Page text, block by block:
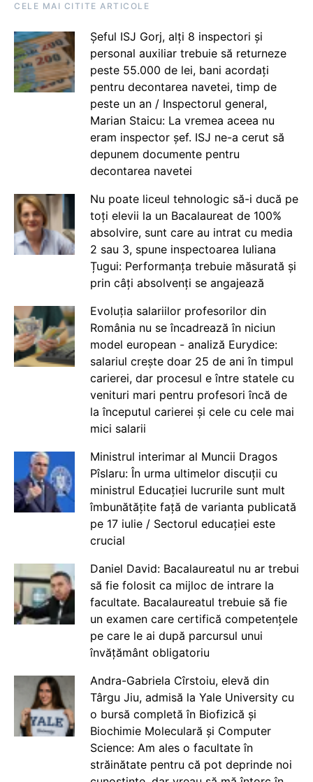
CELE MAI CITITE ARTICOLE
Șeful ISJ Gorj, alți 8 inspectori și
personal auxiliar trebuie să returneze
peste 55.000 de lei, bani acordați
pentru decontarea navetei, timp de
peste un an / Inspectorul general,
Marian Staicu: La vremea aceea nu
eram inspector șef. ISJ ne-a cerut să
depunem documente pentru
decontarea navetei
Nu poate liceul tehnologic să-i ducă pe
toți elevii la un Bacalaureat de 100%
absolvire, sunt care au intrat cu media
2 sau 3, spune inspectoarea Iuliana
Țugui: Performanța trebuie măsurată și
prin câți absolvenți se angajează
Evoluția salariilor profesorilor din
România nu se încadrează în niciun
model european - analiză Eurydice:
salariul crește doar 25 de ani în timpul
carierei, dar procesul e între statele cu
venituri mari pentru profesori încă de
la începutul carierei și cele cu cele mai
mici salarii
Ministrul interimar al Muncii Dragos
Pîslaru: În urma ultimelor discuții cu
ministrul Educației lucrurile sunt mult
îmbunătățite față de varianta publicată
pe 17 iulie / Sectorul educației este
crucial
Daniel David: Bacalaureatul nu ar trebui
să fie folosit ca mijloc de intrare la
facultate. Bacalaureatul trebuie să fie
un examen care certifică competențele
pe care le ai după parcursul unui
învățământ obligatoriu
Andra-Gabriela Cîrstoiu, elevă din
Târgu Jiu, admisă la Yale University cu
o bursă completă în Biofizică și
Biochimie Moleculară și Computer
Science: Am ales o facultate în
străinătate pentru că pot deprinde noi